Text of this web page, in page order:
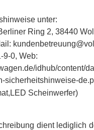
unter:
Ring 2, 38440
9-0, Web:
idhub/content/
sicherheitshinweise-
Scheinwerfer)
dient lediglich